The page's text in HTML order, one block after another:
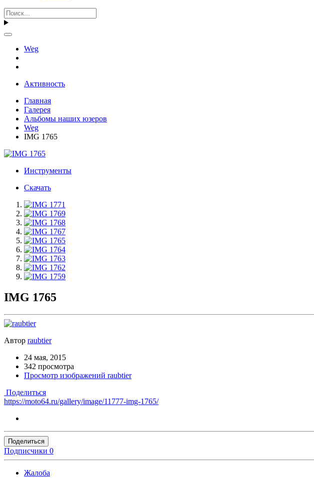
Weg
Активность
Главная
Галерея
Альбомы наших юзеров
Weg
IMG 1765
Инструменты
Скачать
IMG 1765
Автор raubtier
24 мая, 2015
342 просмотра
Просмотр изображений raubtier
Поделиться
https://moto64.ru/gallery/image/11777-img-1765/
Поделиться
Подписчики 0
Жалоба